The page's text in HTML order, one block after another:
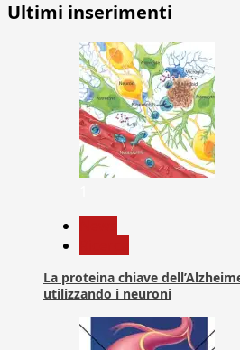
Ultimi inserimenti
La proteina chiave
utilizzando i neuroni